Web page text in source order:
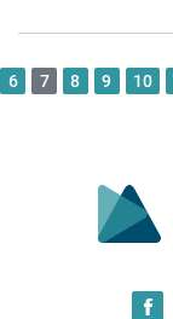
6 7 8 9 10